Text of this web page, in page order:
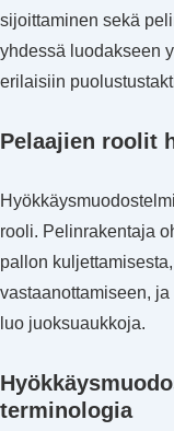
sijoittaminen sekä
yhdessä luodakseen
erilaisiin
Pelaajien roolit
rooli. Pelinrakentaja
pallon
vastaanottamiseen,
luo juoksuaukkoja.
terminologia